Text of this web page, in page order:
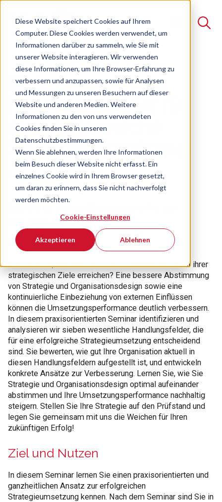
Diese Website speichert Cookies auf Ihrem
Computer. Diese Cookies werden verwendet, um
Informationen darüber zu sammeln, wie Sie mit
unserer Website interagieren. Wir verwenden
diese Informationen, um Ihre Browser-Erfahrung zu
verbessern und anzupassen, sowie für Analysen
und Messungen zu unseren Besuchern auf dieser
Website und anderen Medien. Weitere
Informationen zu den von uns verwendeten
Cookies finden Sie in unseren
Datenschutzbestimmungen.
Wenn Sie ablehnen, werden Ihre Informationen
beim Besuch dieser Website nicht erfasst. Ein
einzelnes Cookie wird in Ihrem Browser gesetzt,
um daran zu erinnern, dass Sie nicht nachverfolgt
werden möchten.
Cookie-Einstellungen
Akzeptieren Ablehnen
Suche
Es gibt keine Vorschläge, da das Suchfeld leer ist.
Sieben
Handlungsfelder für
eine erfolgreiche
Strategieumsetzung
Seminar Freie Plätze verfügbar
Unternehmenserfolg
Wussten Sie, dass Unternehmen nur rund 60 Prozent ihrer
strategischen Ziele erreichen? Eine bessere Abstimmung
von Strategie und Organisationsdesign sowie eine
kontinuierliche Einbeziehung von externen Einflüssen
können die Umsetzungsperformance deutlich verbessern.
In diesem praxisorientierten Seminar identifizieren und
analysieren wir sieben wesentliche Handlungsfelder, die
für eine erfolgreiche Strategieumsetzung entscheidend
sind. Sie bewerten, wie gut Ihre Organisation aktuell in
diesen Handlungsfeldern aufgestellt ist, und entwickeln
konkrete Ansätze zur Verbesserung. Lernen Sie, wie Sie
Strategie und Organisationsdesign optimal aufeinander
abstimmen und Ihre Umsetzungsperformance nachhaltig
steigern. Stellen Sie Ihre Strategie auf den Prüfstand und
legen Sie gemeinsam mit uns die Weichen für Ihren
zukünftigen Erfolg!
Ziel und Nutzen
In diesem Seminar lernen Sie einen praxisorientierten und
ganzheitlichen Ansatz zur erfolgreichen
Strategieumsetzung kennen. Nach dem Seminar sind Sie in